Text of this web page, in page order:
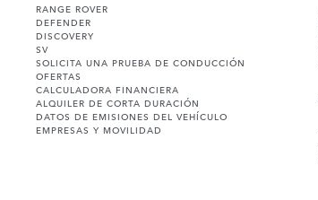
RANGE ROVER
DEFENDER
DISCOVERY
SV
SOLICITA UNA PRUEBA DE CONDUCCIÓN
OFERTAS
CALCULADORA FINANCIERA
ALQUILER DE CORTA DURACIÓN
DATOS DE EMISIONES DEL VEHÍCULO
EMPRESAS Y MOVILIDAD